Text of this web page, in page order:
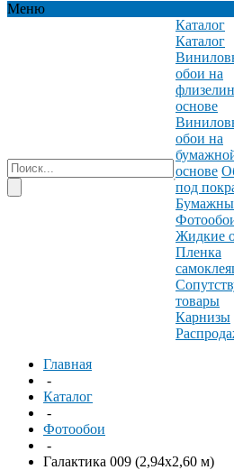
Меню
Каталог
Каталог
обои на
основе
обои на
основе
под
Жидкие
Пленка
товары
Карнизы
Главная
-
Каталог
-
Фотообои
-
Галактика 009 (2,94х2,60 м)